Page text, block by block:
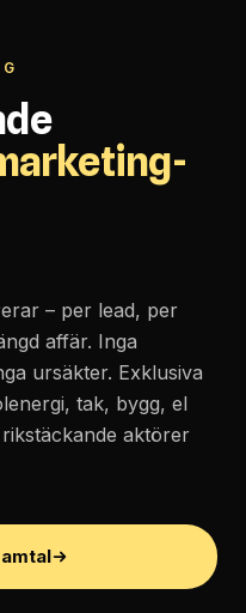
– per lead, per
affär. Inga
ursäkter. Exklusiva
tak, bygg, el
aktörer